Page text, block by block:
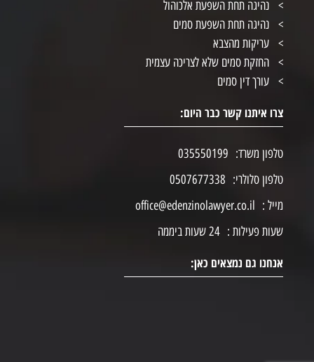
נהיגה תחת השפעת אלכוהול
נהיגה תחת השפעת סמים
עריקות מהצבא
החזקת סמים שלא לצריכה עצמית
עורך דין סמים
צרו איתנו קשר כבר היום:
טלפון משרד: 035550199
טלפון סלולרי: 0507677338
מייל : office@edenzinolawyer.co.il
שעות פעילות : 24 שעות ביממה
אנחנו גם נמצאים כאן: